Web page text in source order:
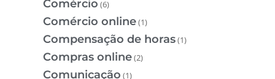
Comércio (6)
Comércio online(1)
Compensação de horas(1)
Compras online(2)
Comunicação (1)